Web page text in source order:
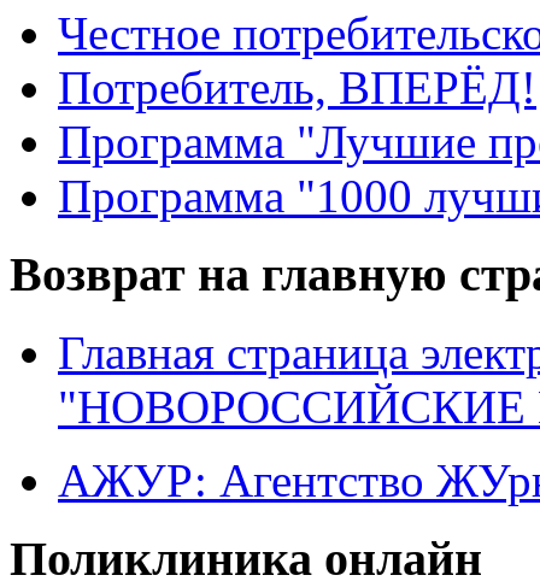
Честное
Потребитель, ВПЕРЁД!
Программа "Лучшие
Программа "1000
Возврат на главную
Главная страница
"НОВОРОССИЙСКИЕ
АЖУР: Агентство
Поликлиника онлайн